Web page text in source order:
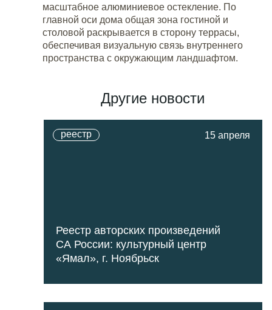
масштабное алюминиевое остекление. По
главной оси дома общая зона гостиной и
столовой раскрывается в сторону террасы,
обеспечивая визуальную связь внутреннего
пространства с окружающим ландшафтом.
Другие новости
реестр 15 апреля
Реестр авторских произведений
СА России: культурный центр
«Ямал», г. Ноябрьск